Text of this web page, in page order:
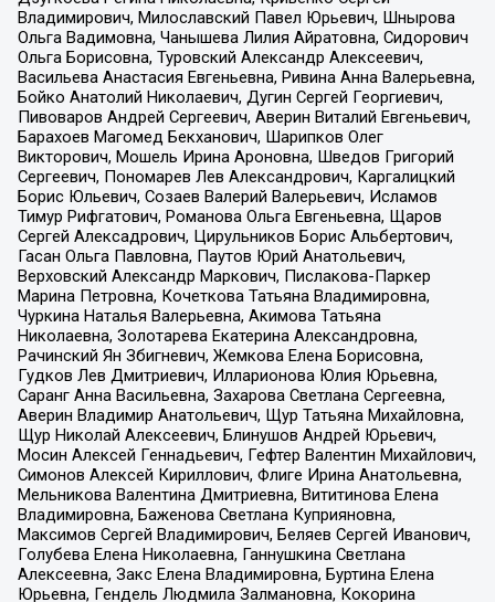
Владимирович, Милославский Павел Юрьевич, Шнырова
Ольга Вадимовна, Чанышева Лилия Айратовна, Сидорович
Ольга Борисовна, Туровский Александр Алексеевич,
Васильева Анастасия Евгеньевна, Ривина Анна Валерьевна,
Бойко Анатолий Николаевич, Дугин Сергей Георгиевич,
Пивоваров Андрей Сергеевич, Аверин Виталий Евгеньевич,
Барахоев Магомед Бекханович, Шарипков Олег
Викторович, Мошель Ирина Ароновна, Шведов Григорий
Сергеевич, Пономарев Лев Александрович, Каргалицкий
Борис Юльевич, Созаев Валерий Валерьевич, Исламов
Тимур Рифгатович, Романова Ольга Евгеньевна, Щаров
Сергей Алексадрович, Цирульников Борис Альбертович,
Гасан Ольга Павловна, Паутов Юрий Анатольевич,
Верховский Александр Маркович, Пислакова-Паркер
Марина Петровна, Кочеткова Татьяна Владимировна,
Чуркина Наталья Валерьевна, Акимова Татьяна
Николаевна, Золотарева Екатерина Александровна,
Рачинский Ян Збигневич, Жемкова Елена Борисовна,
Гудков Лев Дмитриевич, Илларионова Юлия Юрьевна,
Саранг Анна Васильевна, Захарова Светлана Сергеевна,
Аверин Владимир Анатольевич, Щур Татьяна Михайловна,
Щур Николай Алексеевич, Блинушов Андрей Юрьевич,
Мосин Алексей Геннадьевич, Гефтер Валентин Михайлович,
Симонов Алексей Кириллович, Флиге Ирина Анатольевна,
Мельникова Валентина Дмитриевна, Вититинова Елена
Владимировна, Баженова Светлана Куприяновна,
Максимов Сергей Владимирович, Беляев Сергей Иванович,
Голубева Елена Николаевна, Ганнушкина Светлана
Алексеевна, Закс Елена Владимировна, Буртина Елена
Юрьевна, Гендель Людмила Залмановна, Кокорина